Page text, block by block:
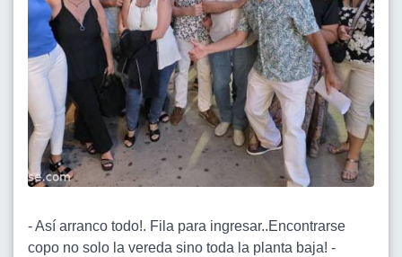
- Así arranco todo!. Fila para ingresar..Encontrarse
copo no solo la vereda sino toda la planta baja! -